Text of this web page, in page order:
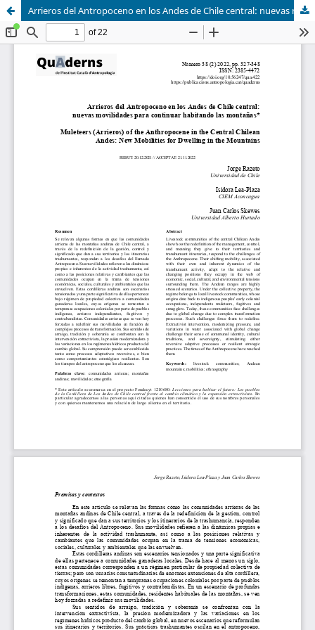
Arrieros del Antropoceno en los Andes de Chile central: nuevas movilidades para continuar habitando las montañas